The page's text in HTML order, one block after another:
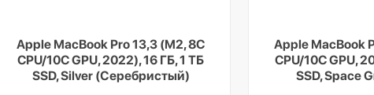
Apple MacBook Pro 13,3 (M2, 8C
CPU/10C GPU, 2022), 16 ГБ, 1 ТБ
SSD, Silver (Серебристый)
Apple MacBook
CPU/10C GPU,
SSD, Space